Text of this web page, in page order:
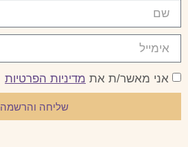
אני מאשר/ת את מדיניות הפרטיות
שליחה והרשמה